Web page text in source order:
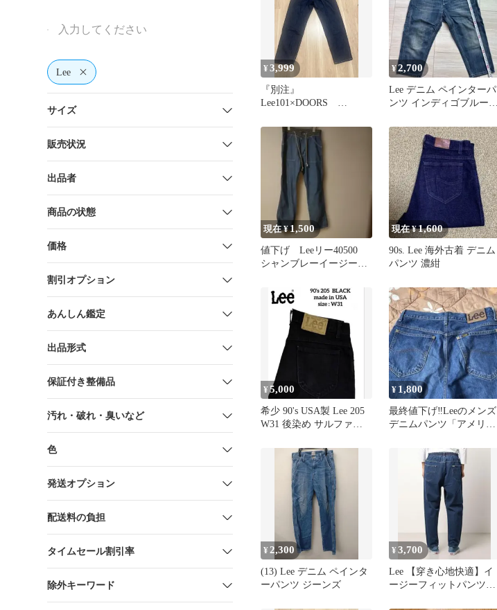
Lee
サイズ
販売状況
出品者
商品の状態
価格
割引オプション
あんしん鑑定
出品形式
保証付き整備品
汚れ・破れ・臭いなど
色
発送オプション
配送料の負担
タイムセール割引率
除外キーワード
¥3,999
『別注』
Lee101×DOORS
¥2,700
Lee デニム ペインターパ
ンツ インディゴブルー
現在 ¥1,500
値下げ Leeリー40500
シャンブレーイージーパ
現在 ¥1,600
90s. Lee 海外古着 デニム
パンツ 濃紺
¥5,000
希少 90's USA製 Lee 205
W31 後染め サルファ
¥ 1,800
最終値下げ‼️Leeのメンズ
デニムパンツ「アメリカ
¥ 2,300
(13) Lee デニム ペインタ
ーパンツ ジーンズ
¥3,700
Lee 【穿き心地快適】イ
ージーフィットパンツ